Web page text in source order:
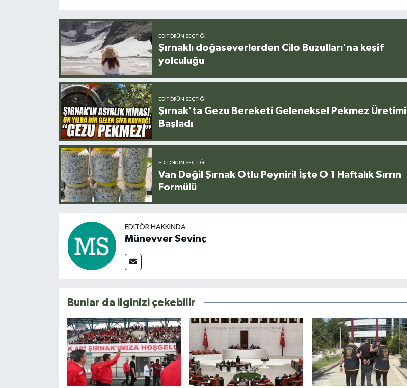
EDITÖRÜN SEÇTIĞI
Şırnaklı doğaseverlerden Cilo Buzulları'na keşif
yolculuğu
EDITÖRÜN SEÇTIĞI
Şırnak'ta Gezu Bereketi Geleneksel Pekmez Üretimi
Başladı
EDITÖRÜN SEÇTIĞI
Van Değil Şırnak Otlu Peyniri! İşte O 1 Haftalık Sırrın
Formülü
EDITÖR HAKKINDA
Münevver Sevinç
Bunlar da ilginizi çekebilir